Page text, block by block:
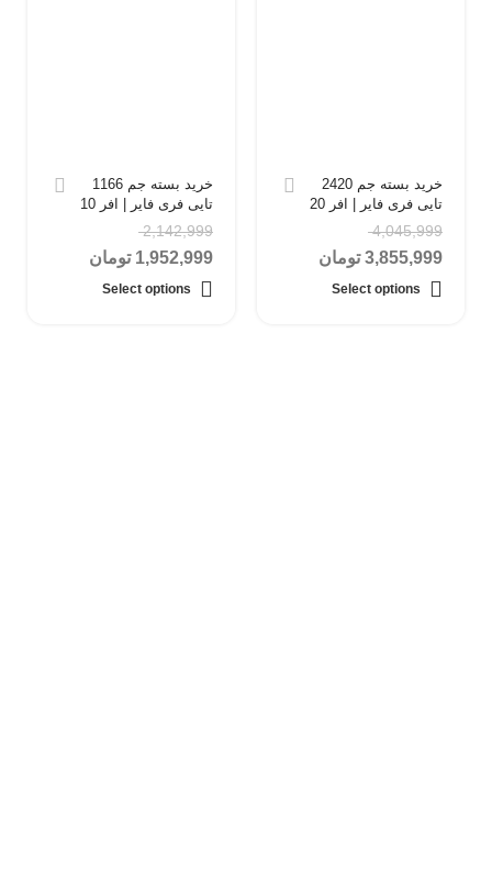
خرید بسته جم 2420
تایی فری فایر | افر 20
دلاری
4,045,999
3,855,999 تومان
Select options
خرید بسته جم 1166
تایی فری فایر | افر 10
دلاری
2,142,999
1,952,999 تومان
Select options